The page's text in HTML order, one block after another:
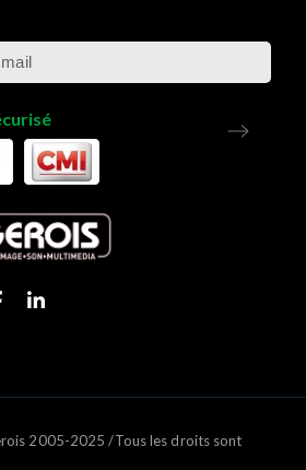
2005-2025 /Tous les droits sont